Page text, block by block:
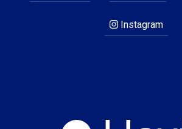
Instagram